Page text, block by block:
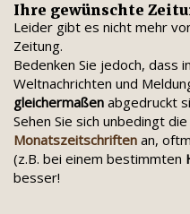
Ihre gewünschte
Leider gibt es nicht mehr
Zeitung.
Bedenken Sie jedoch, dass in
Weltnachrichten und
gleichermaßen abgedruckt
Sehen Sie sich unbedingt die
Monatszeitschriften an,
(z.B. bei einem bestimmten
besser!